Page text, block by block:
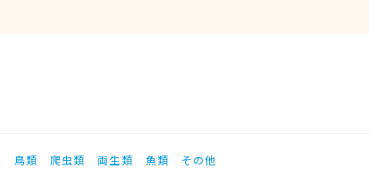
鳥類 爬虫類 両生類 魚類 その他